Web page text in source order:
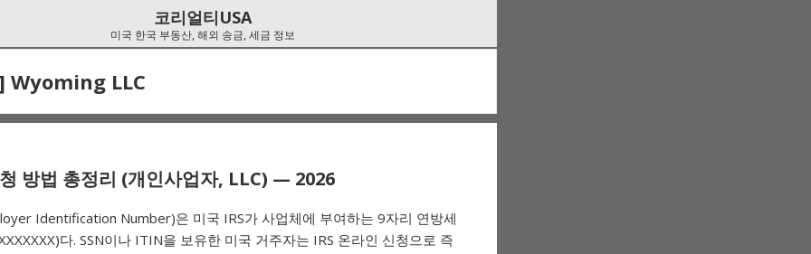
코리얼티USA
미국 한국 부동산, 해외 송금, 세금 정보
Wyoming LLC
방법 총정리 (개인사업자, LLC) — 2026
Identification Number)은 미국 IRS가 사업체에 부여하는 9자리 연방세
다. SSN이나 ITIN을 보유한 미국 거주자는 IRS 온라인 신청으로 즉